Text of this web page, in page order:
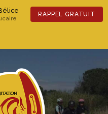
RAPPEL GRATUIT